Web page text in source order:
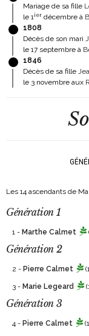
Mariage de sa fille
le 1ier décembre à
1808
Décès de son mari
le 17 septembre à
1846
Décès de sa fille
le 3 novembre aux
Les 14 ascendants de
Génération 1
1 - Marthe Calmet
Génération 2
2 - Pierre Calmet
3 - Marie Legeard
Génération 3
4 - Pierre Calmet